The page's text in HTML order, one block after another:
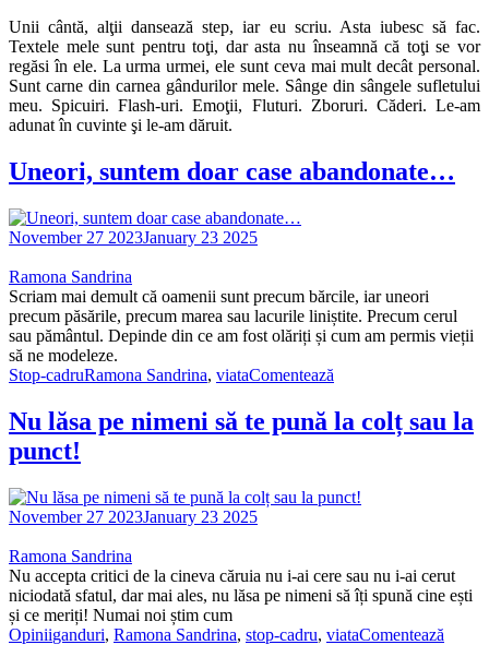
Unii cântă, alţii dansează step, iar eu scriu. Asta iubesc să fac.
Textele mele sunt pentru toţi, dar asta nu înseamnă că toţi se vor
regăsi în ele. La urma urmei, ele sunt ceva mai mult decât personal.
Sunt carne din carnea gândurilor mele. Sânge din sângele sufletului
meu. Spicuiri. Flash-uri. Emoţii, Fluturi. Zboruri. Căderi. Le-am
adunat în cuvinte şi le-am dăruit.
Uneori, suntem doar case abandonate…
November 27 2023January 23 2025
Ramona Sandrina
Scriam mai demult că oamenii sunt precum bărcile, iar uneori
precum păsările, precum marea sau lacurile liniștite. Precum cerul
sau pământul. Depinde din ce am fost olăriți și cum am permis vieții
să ne modeleze.
Stop-cadruRamona Sandrina, viataComentează
Nu lăsa pe nimeni să te pună la colț sau la
punct!
November 27 2023January 23 2025
Ramona Sandrina
Nu accepta critici de la cineva căruia nu i-ai cere sau nu i-ai cerut
niciodată sfatul, dar mai ales, nu lăsa pe nimeni să îți spună cine ești
și ce meriți! Numai noi știm cum
Opiniiganduri, Ramona Sandrina, stop-cadru, viataComentează